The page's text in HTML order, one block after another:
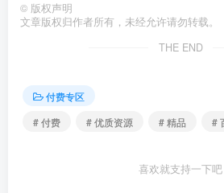
© 版权声明
文章版权归作者所有，未经允许请勿转载。
THE END
付费专区
# 付费
# 优质资源 # 精品 #
喜欢就支持一下吧